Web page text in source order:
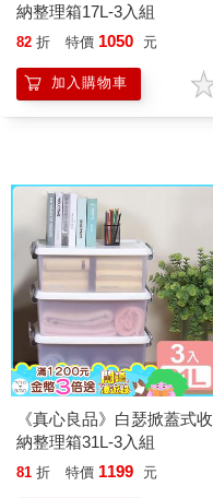
納整理箱17L-3入組
82 折 特價 1050 元
加入購物車
《真心良品》白瑟掀蓋式收
納整理箱31L-3入組
81 折 特價 1199 元